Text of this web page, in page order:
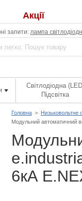
Акції
запити: лампа
Світлодіодна
Підсвітка
Головна > Низьковольтне
Модульний автоматичний
6кА